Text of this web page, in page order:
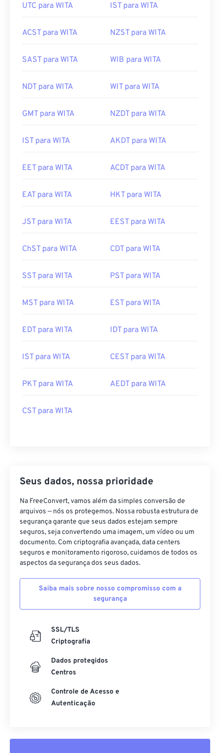
UTC para WITA IST para WITA
ACST para WITA NZST para WITA
SAST para WITA WIB para WITA
NDT para WITA WIT para WITA
GMT para WITA NZDT para WITA
IST para WITA AKDT para WITA
EET para WITA ACDT para WITA
EAT para WITA HKT para WITA
JST para WITA EEST para WITA
ChST para WITA CDT para WITA
SST para WITA PST para WITA
MST para WITA EST para WITA
EDT para WITA IDT para WITA
IST para WITA CEST para WITA
PKT para WITA AEDT para WITA
CST para WITA
Seus dados, nossa prioridade
Na FreeConvert, vamos além da simples conversão de
arquivos — nós os protegemos. Nossa robusta estrutura de
segurança garante que seus dados estejam sempre
seguros, seja convertendo uma imagem, um vídeo ou um
documento. Com criptografia avançada, data centers
seguros e monitoramento rigoroso, cuidamos de todos os
aspectos da segurança dos seus dados.
Saiba mais sobre nosso compromisso com a
segurança
SSL/TLS
Criptografia
Dados protegidos
Centros
Controle de Acesso e
Autenticação